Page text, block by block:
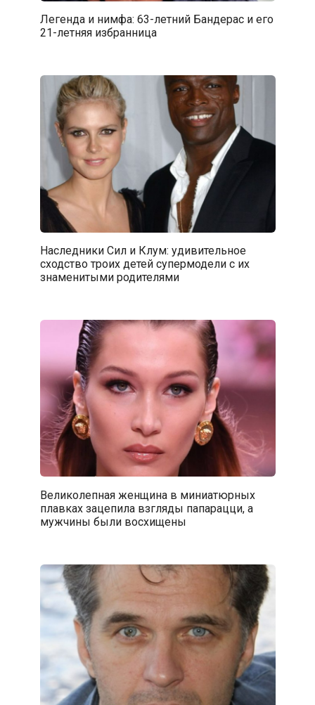
Легенда и нимфа: 63-летний Бандерас и его
21-летняя избранница
Наследники Сил и Клум: удивительное
сходство троих детей супермодели с их
знаменитыми родителями
Великолепная женщина в миниатюрных
плавках зацепила взгляды папарацци, а
мужчины были восхищены